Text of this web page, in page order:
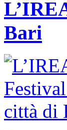
Bari